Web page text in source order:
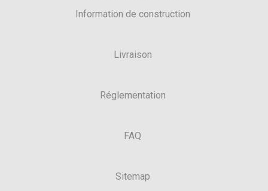
Information de construction
Livraison
Réglementation
FAQ
Sitemap